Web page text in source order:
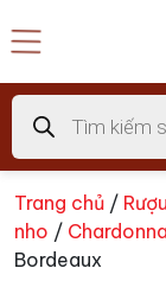
đến
dung
Tìm
kiếm
sản
phẩm
Trang chủ /
nho /
Bordeaux